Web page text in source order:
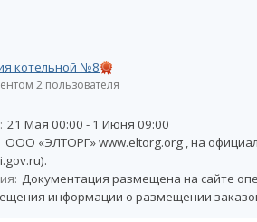
котельной №8
2 пользователя
21 Мая 00:00 - 1 Июня 09:00
ООО «ЭЛТОРГ» www.eltorg.org , на
Документация размещена на сайте
информации о размещении